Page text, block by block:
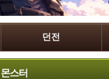
던전
몬스터